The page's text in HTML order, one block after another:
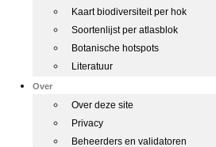
Kaart biodiversiteit per hok
Soortenlijst per atlasblok
Botanische hotspots
Literatuur
Over
Over deze site
Privacy
Beheerders en validatoren